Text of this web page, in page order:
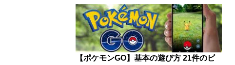
【ポケモンGO】基本の遊び方 21件のビ